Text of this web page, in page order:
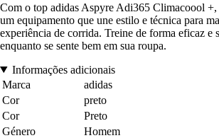
Com o top adidas Aspyre Adi365 Climacoool +,
um equipamento que une estilo e técnica para
experiência de corrida. Treine de forma eficaz e
enquanto se sente bem em sua roupa.
Informações adicionais
Marca
adidas
Cor
preto
Cor
Preto
Género
Homem